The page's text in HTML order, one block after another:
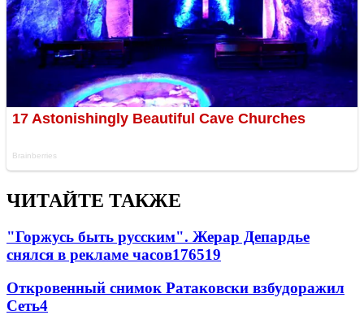
ЧИТАЙТЕ ТАКЖЕ
"Горжусь быть русским". Жерар Депардье
снялся в рекламе часов176519
Откровенный снимок Ратаковски взбудоражил
Сеть4